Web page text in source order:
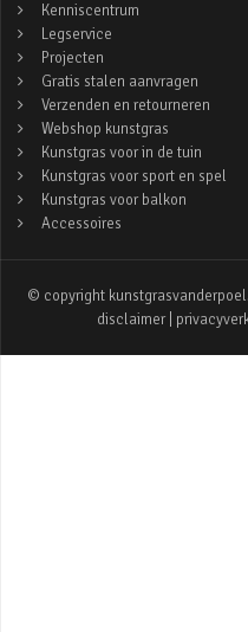
Kenniscentrum
Legservice
Projecten
Gratis stalen aanvragen
Verzenden en retourneren
Webshop kunstgras
Kunstgras voor in de tuin
Kunstgras voor sport en spel
Kunstgras voor balkon
Accessoires
© copyright
disclaimer